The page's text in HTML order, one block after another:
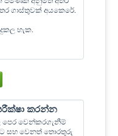
ගාස්තුවක් අයකෙරේ.
හැක.
කරන්න
පෙර වෙන්කරගැනීම්
සහ වෙනත් තොරතුරු